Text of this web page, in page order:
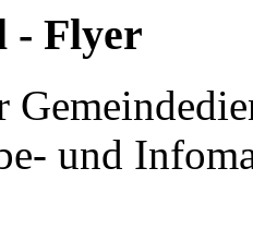
- Flyer
und